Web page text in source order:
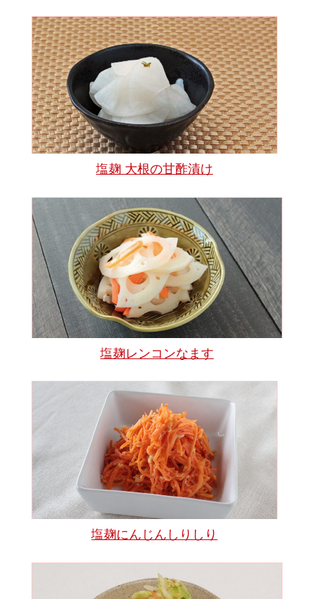
塩麹 大根の甘酢漬け
塩麹レンコンなます
塩麹にんじんしりしり